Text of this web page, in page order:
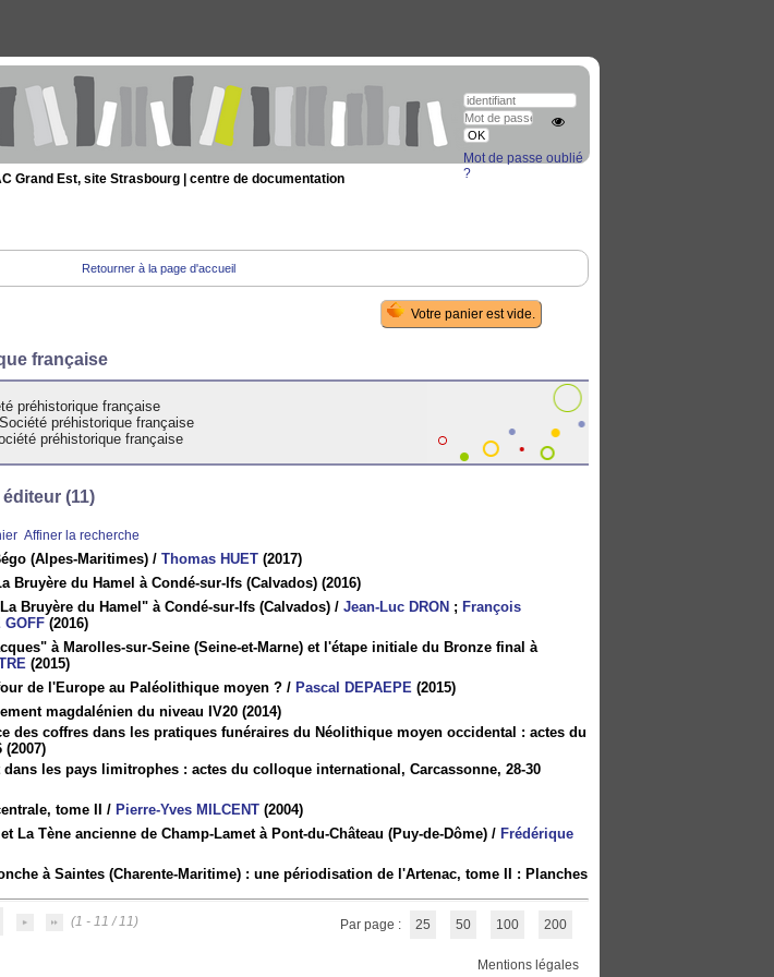
Grand Est, site Strasbourg | centre de documentation
Retourner à la page d'accueil
française
préhistorique française
préhistorique française
préhistorique française
(11)
Affiner la recherche
(Alpes-Maritimes) /Thomas HUET (2017)
Bruyère du Hamel à Condé-sur-Ifs (Calvados) (2016)
Bruyère du Hamel" à Condé-sur-Ifs (Calvados) /Jean-Luc DRON ; François
GOFF (2016)
à Marolles-sur-Seine (Seine-et-Marne) et l'étape initiale du Bronze final à
(2015)
de l'Europe au Paléolithique moyen ? / Pascal DEPAEPE (2015)
magdalénien du niveau IV20 (2014)
des coffres dans les pratiques funéraires du Néolithique moyen occidental : actes du
(2007)
les pays limitrophes : actes du colloque international, Carcassonne, 28-30
tome II
/ Pierre-Yves MILCENT (2004)
La Tène ancienne de Champ-Lamet à Pont-du-Château (Puy-de-Dôme) / Frédérique
à Saintes (Charente-Maritime) : une périodisation de l'Artenac, tome II : Planches
(1 - 11 / 11) Par page : 25 50 100 200
Mentions légales
Mot de passe oublié
?